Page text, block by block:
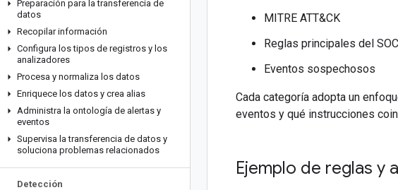
Preparación para la transferencia de
datos
Recopilar información
Configura los tipos de registros y los
analizadores
Procesa y normaliza los datos
Enriquece los datos y crea alias
Administra la ontología de alertas y
eventos
Supervisa la transferencia de datos y
soluciona problemas relacionados
Detección
MITRE ATT&CK
Reglas principales del SOC
Eventos sospechosos
Cada categoría adopta un
eventos y qué instrucciones
Ejemplo de reglas y